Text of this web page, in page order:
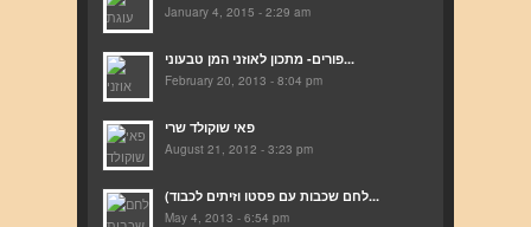
January 4, 2015 - 2:29 am
פורים- מתכון לאוזני המן טבעוני...
February 20, 2013 - 8:04 pm
פאי שוקולד שרי
August 21, 2012 - 3:23 pm
(לחם שכבות עם פסטו וזיתים לכבוד...
May 4, 2013 - 6:54 pm